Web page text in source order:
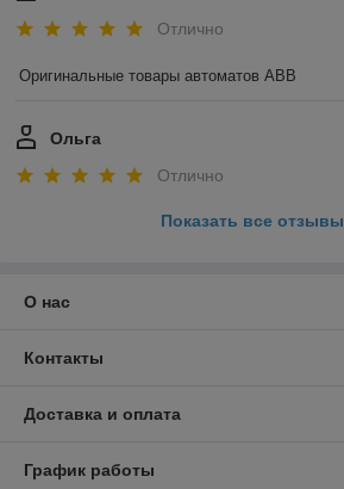
Отлично
Оригинальные товары автоматов ABB
Ольга
Отлично
Показать все отзывы
О нас
Контакты
Доставка и оплата
График работы